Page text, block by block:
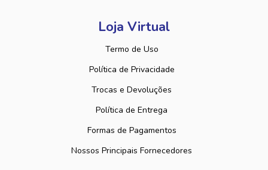
Loja Virtual
Termo de Uso
Política de Privacidade
Trocas e Devoluções
Política de Entrega
Formas de Pagamentos
Nossos Principais Fornecedores